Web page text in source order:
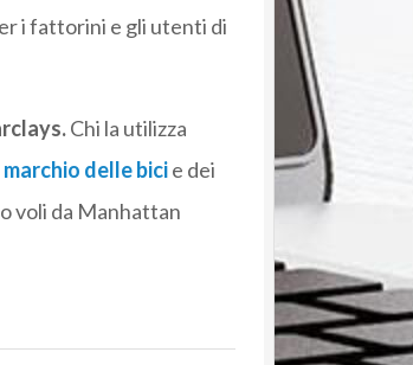
i fattorini e gli utenti di
Chi la utilizza
marchio delle bicie dei
voli da Manhattan